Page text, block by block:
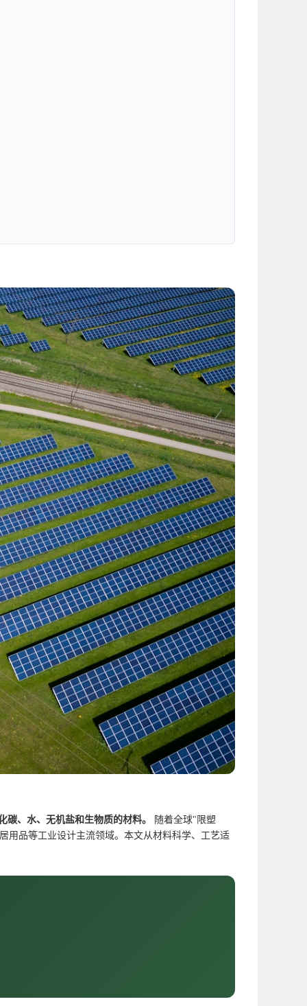
、水、无机盐和生物质的材料。
随着全球"限塑
用品等工业设计主流领域。本文从材料科学、工艺适